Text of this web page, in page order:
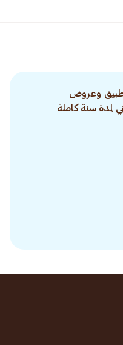
وعروض
سنة كاملة